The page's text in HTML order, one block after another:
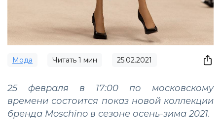
Мода Читать 1 мин 25.02.2021
25 февраля в 17:00 по московскому
времени состоится показ новой коллекции
бренда Moschino в сезоне осень-зима 2021.